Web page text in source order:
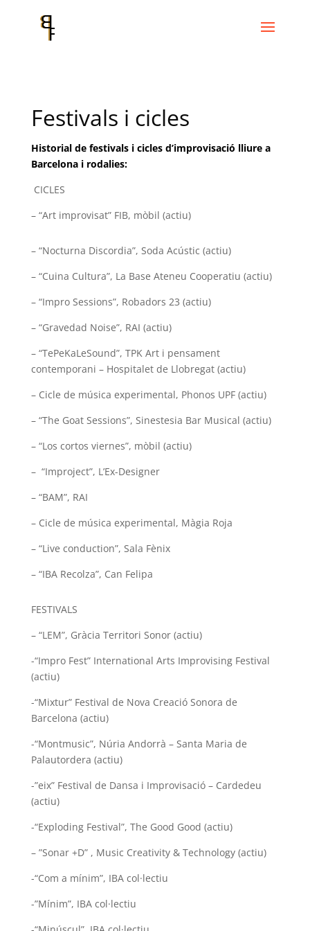
Festivals i cicles
Historial de festivals i cicles d’improvisació lliure a
Barcelona i rodalies:
CICLES
– “Art improvisat” FIB, mòbil (actiu)
– “Nocturna Discordia”, Soda Acústic (actiu)
– “Cuina Cultura”, La Base Ateneu Cooperatiu (actiu)
– “Impro Sessions”, Robadors 23 (actiu)
– “Gravedad Noise”, RAI (actiu)
– “TePeKaLeSound”, TPK Art i pensament
contemporani – Hospitalet de Llobregat (actiu)
– Cicle de música experimental, Phonos UPF (actiu)
– “The Goat Sessions”, Sinestesia Bar Musical (actiu)
– “Los cortos viernes”, mòbil (actiu)
– “Improject”, L’Ex-Designer
– “BAM”, RAI
– Cicle de música experimental, Màgia Roja
– “Live conduction”, Sala Fènix
– “IBA Recolza”, Can Felipa
FESTIVALS
– “LEM”, Gràcia Territori Sonor (actiu)
-“Impro Fest” International Arts Improvising Festival
(actiu)
-“Mixtur” Festival de Nova Creació Sonora de
Barcelona (actiu)
-“Montmusic”, Núria Andorrà – Santa Maria de
Palautordera (actiu)
-”eix” Festival de Dansa i Improvisació – Cardedeu
(actiu)
-“Exploding Festival”, The Good Good (actiu)
– ”Sonar +D” , Music Creativity & Technology (actiu)
-“Com a mínim”, IBA col·lectiu
-”Mínim”, IBA col·lectiu